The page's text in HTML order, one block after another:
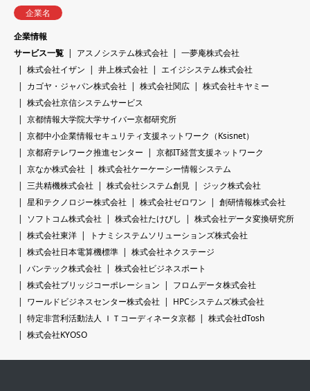
企業名
企業情報
サービス一覧
アスノシステム株式会社
一夢庵株式会社
株式会社イザン
井上株式会社
エイジシステム株式会社
カゴヤ・ジャパン株式会社
株式会社関広
株式会社キヤミー
株式会社京信システムサービス
京都情報大学院大学サイバー京都研究所
京都中小企業情報セキュリティ支援ネットワーク（Ksisnet）
京都府テレワーク推進センター
京都IT経営支援ネットワーク
京なか株式会社
株式会社ケーケーシー情報システム
三共精機株式会社
株式会社システム創見
ジック株式会社
星和テクノロジー株式会社
株式会社ゼロワン
創研情報株式会社
ソフトコム株式会社
株式会社たけびし
株式会社データ変換研究所
株式会社東洋
トナミシステムソリューションズ株式会社
株式会社日本電算機標準
株式会社ネクステージ
バンテック株式会社
株式会社ビジネスポート
株式会社ブリッジコーポレーション
フロムデータ株式会社
ワールドビジネスセンター株式会社
HPCシステムズ株式会社
特定非営利活動法人 ＩＴコーディネータ京都
株式会社dTosh
株式会社KYOSO